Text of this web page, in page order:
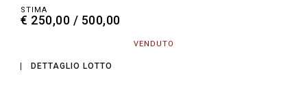
STIMA
€ 250,00 / 500,00
VENDUTO
DETTAGLIO LOTTO